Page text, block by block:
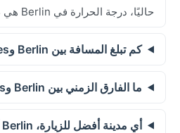
حاليًا، درجة الحرارة في Berlin هي 14°C وفي Los Angeles هي 39°C.
كم تبلغ المسافة بين Berlin وLos Angeles؟
ما الفارق الزمني بين Berlin وLos Angeles؟
أي مدينة أفضل للزيارة، Berlin أم Los Angeles؟